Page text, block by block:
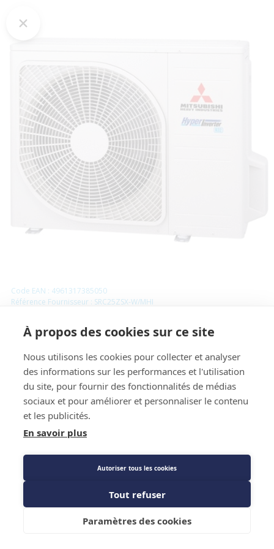
Code EAN : 4961317385050
Référence Fournisseur : SRC25ZSX-W/MHI
Groupe extérieur mono split hyper inverter 2.5
kW - Mitsubishi - Ref : SRC25ZSSX-W
Prix public
1 956,00 €TTC/PIECE
Caractéristiques techniques
Ajouter au panier
À propos des cookies sur ce site
Nous utilisons les cookies pour collecter et analyser
des informations sur les performances et l'utilisation
du site, pour fournir des fonctionnalités de médias
sociaux et pour améliorer et personnaliser le contenu
et les publicités.
En savoir plus
Autoriser tous les cookies
Tout refuser
Paramètres des cookies